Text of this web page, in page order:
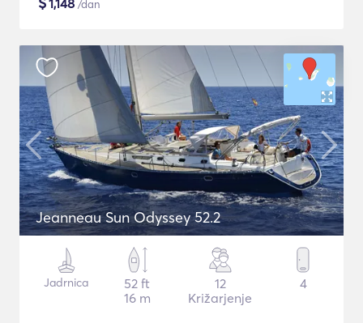
1,148 /dan
Jeanneau Sun Odyssey 52.2
Jadrnica
52 ft
16 m
12
Križarjenje
4